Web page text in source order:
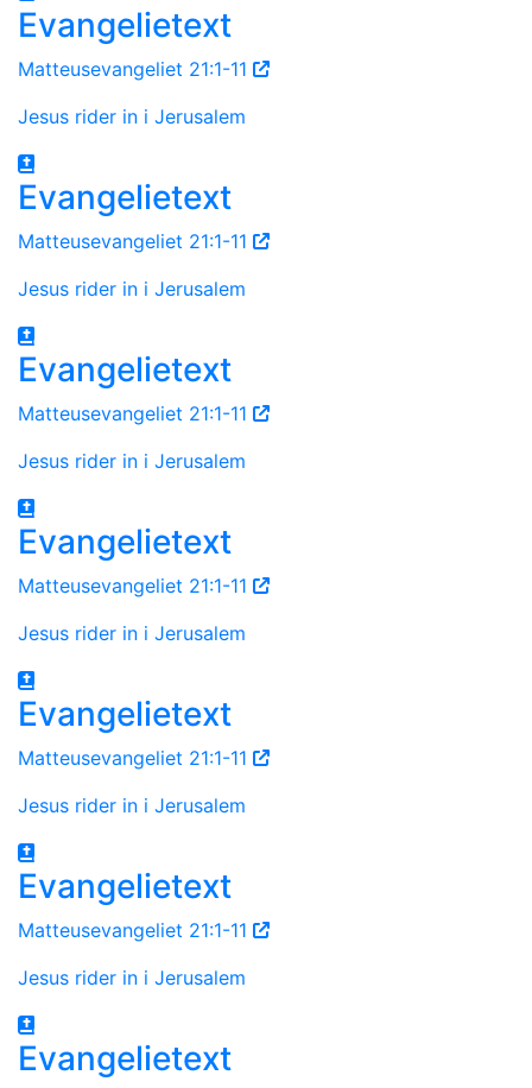
Evangelietext
Matteusevangeliet 21:1-11
Jesus rider in i Jerusalem
Evangelietext
Matteusevangeliet 21:1-11
Jesus rider in i Jerusalem
Evangelietext
Matteusevangeliet 21:1-11
Jesus rider in i Jerusalem
Evangelietext
Matteusevangeliet 21:1-11
Jesus rider in i Jerusalem
Evangelietext
Matteusevangeliet 21:1-11
Jesus rider in i Jerusalem
Evangelietext
Matteusevangeliet 21:1-11
Jesus rider in i Jerusalem
Evangelietext